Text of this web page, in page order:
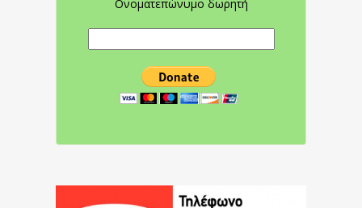
Ονοματεπώνυμο δωρητή